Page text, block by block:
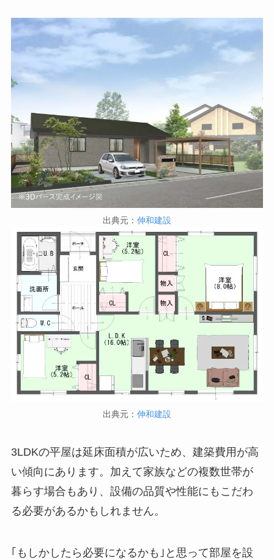
出典元： 伸和建設
出典元： 伸和建設
3LDKの平屋は延床面積が広いため、建築費用が高
い傾向にあります。加えて家族などの複数世帯が
暮らす場合もあり、設備の品質や性能にもこだわ
る必要があるかもしれません。
｢もしかしたら必要になるかも｣と思って部屋を設